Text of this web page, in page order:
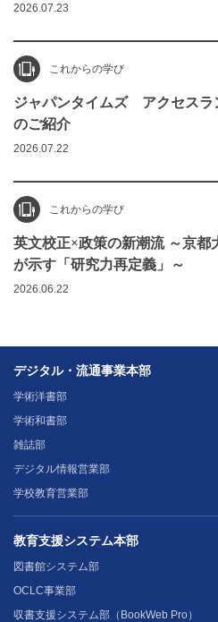
2026.07.23
これからの学び
ジャパンタイムズ アクセスラ
のご紹介
2026.07.22
これからの学び
英文校正×政策の新潮流 ～京都
が示す「研究力再定義」～
2026.06.22
デジタル・流通事業本部
学術洋書部
学術和書部
雑誌部
デジタル情報営業部
学校教育営業部
教育支援システム本部
図書館システム部
OCLC事業部
収書支援システム部（BookWeb Pro）